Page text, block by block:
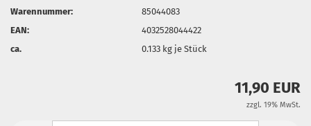
Warennummer:
85044083
EAN:
4032528044422
ca.
0.133 kg je Stück
11,90 EUR
zzgl. 19% MwSt.